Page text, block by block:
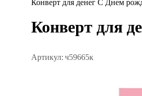
Конверт для денег С Днем
Конверт для
Артикул: ч59665к